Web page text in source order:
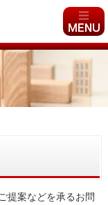
提案などを承るお問